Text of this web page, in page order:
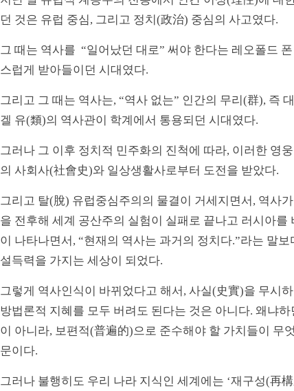
던 것은 유럽 중심, 그리고 정치(政治) 중심의 사고였다.
그 때는 역사를 “일어났던 대로” 써야 한다는 레오폴드
스럽게 받아들이던 시대였다.
그리고 그 때는 역사는, “역사 없는” 인간의 무리(群), 즉
겔 유(類)의 역사관이 학계에서 통용되던 시대였다.
그러나 그 이후 정치적 민주화의 진척에 따라, 이러한 영
의 사회사(社會史)와 일상생활사로부터 도전을 받았다.
그리고 탈(脫) 유럽중심주의의 물결이 거세지면서, 역사
을 전후해 세계 공산주의 실험이 실패로 끝나고 러시아
이 나타나면서, “현재의 역사는 과거의 정치다.”라는 말
설득력을 가지는 세상이 되었다.
그렇게 역사인식이 바뀌었다고 해서, 사실(史實)을 무시
방법론적 지혜를 모두 버려도 된다는 것은 아니다. 왜냐
이 아니라, 보편적(普遍的)으로 준수해야 할 가치들이 무
문이다.
그러나 불행히도 우리 나라 지식인 세계에는 ‘재구성(再